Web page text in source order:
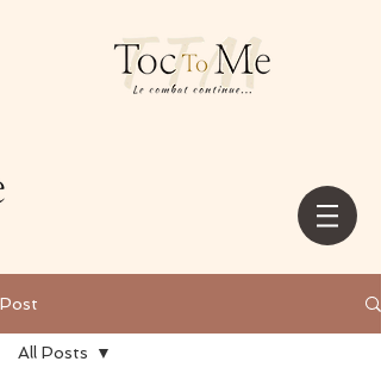
Post
All Posts